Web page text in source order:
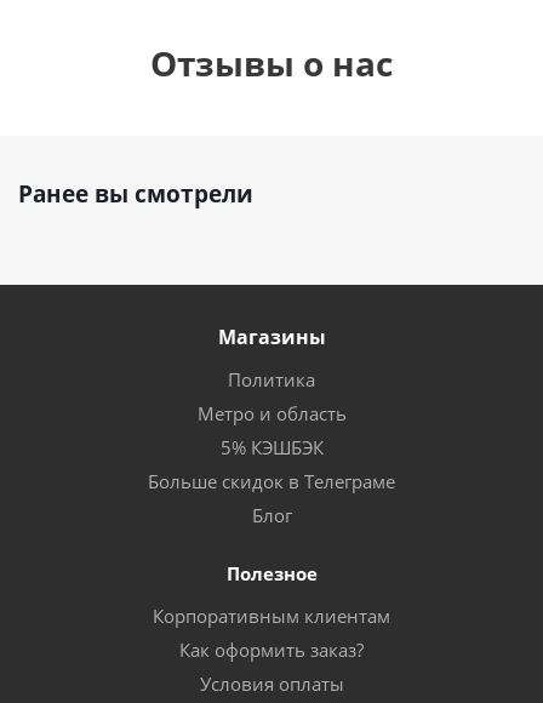
Отзывы о нас
Ранее вы смотрели
Магазины
Политика
Метро и область
5% КЭШБЭК
Больше скидок в Телеграме
Блог
Полезное
Корпоративным клиентам
Как оформить заказ?
Условия оплаты